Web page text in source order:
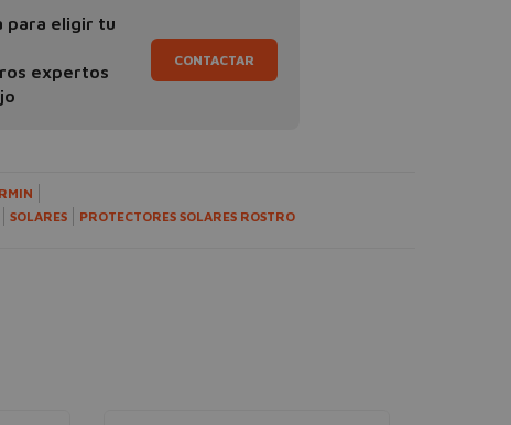
para eligir tu
expertos
CONTACTAR
SOLARES PROTECTORES SOLARES ROSTRO